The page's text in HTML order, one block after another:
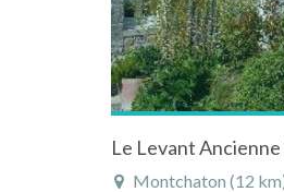
Montchaton (12